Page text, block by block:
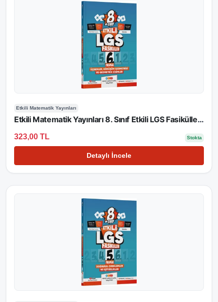
Etkili Matematik Yayınları
Etkili Matematik Yayınları 8. Sınıf Etkili LGS Fasikülleri Üçgenler Dönüşüm Geometrisi ve Geometrik Cisimler 6
323,00 TL Stokta
Detaylı İncele